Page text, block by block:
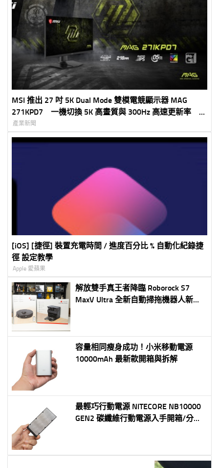
MSI 推出 27 吋 5K Dual Mode 雙模電競顯示器 MAG
271KPD7 一機切換 5K 高畫質與 300Hz 高速更新率 滿
足創作、娛樂與電競需求
產業新聞
[iOS] [捷徑] 裝置充電時間 / 進度百分比 % 自動化紀錄捷
徑 設定教學
Apple 愛蘋果
解放雙手真王者降臨 Roborock S7
MaxV Ultra 全新自動掃拖機器人新上
容量相同瘦身成功！小米移動電源
10000mAh 最新款開箱與拆解
最輕巧行動電源 NITECORE NB10000
GEN2 碳纖維行動電源入手開箱/分享/